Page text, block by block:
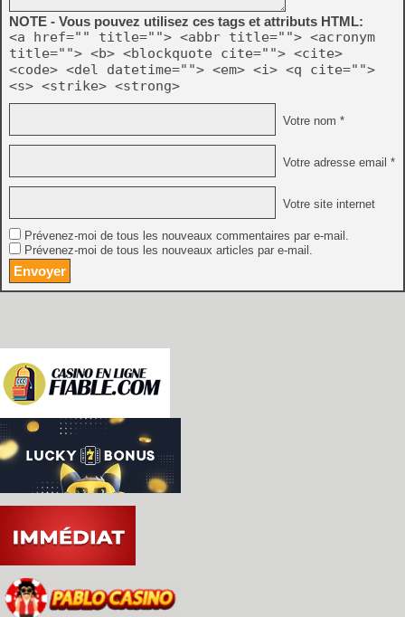
NOTE - Vous pouvez utilisez ces tags et attributs HTML:
<a href="" title=""> <abbr title=""> <acronym
title=""> <b> <blockquote cite=""> <cite>
<code> <del datetime=""> <em> <i> <q cite="">
<s> <strike> <strong>
Votre nom *
Votre adresse email *
Votre site internet
Prévenez-moi de tous les nouveaux commentaires par e-mail.
Prévenez-moi de tous les nouveaux articles par e-mail.